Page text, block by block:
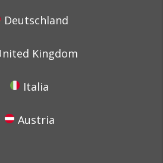
Deutschland
Kingdom
Italia
Austria